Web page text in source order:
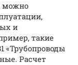
можно
и
такие
«Трубопроводы
Расчет